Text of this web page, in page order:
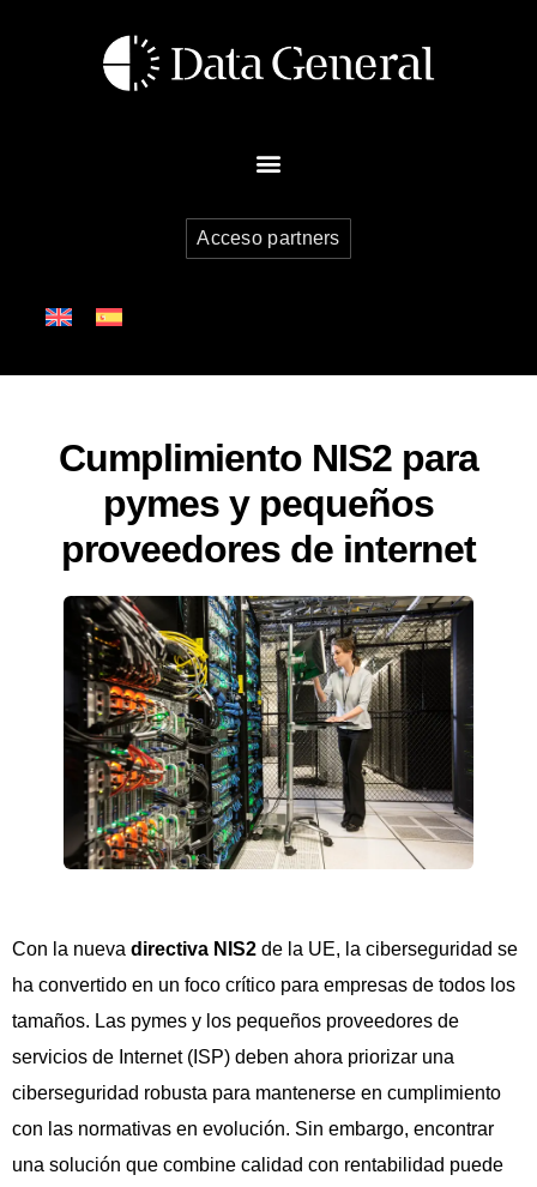
Acceso partners
Cumplimiento NIS2 para
pymes y pequeños
proveedores de internet
Con la nueva directiva NIS2 de la UE, la ciberseguridad se
ha convertido en un foco crítico para empresas de todos los
tamaños. Las pymes y los pequeños proveedores de
servicios de Internet (ISP) deben ahora priorizar una
ciberseguridad robusta para mantenerse en cumplimiento
con las normativas en evolución. Sin embargo, encontrar
una solución que combine calidad con rentabilidad puede